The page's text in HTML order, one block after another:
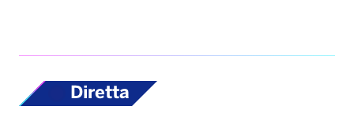
Diretta